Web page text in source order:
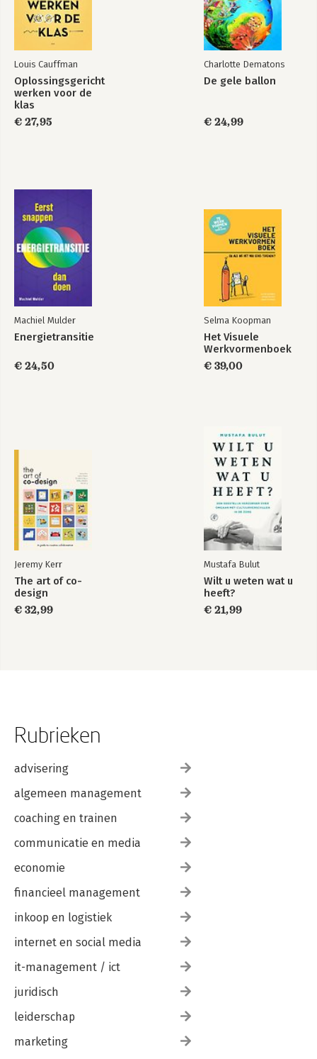
Louis Cauffman
Oplossingsgericht
werken voor de
klas
€ 27,95
Charlotte Dematons
De gele ballon
€ 24,99
Machiel Mulder
Energietransitie
€ 24,50
Selma Koopman
Het Visuele
Werkvormenboek
€ 39,00
Jeremy Kerr
The art of co-
design
€ 32,99
Mustafa Bulut
Wilt u weten wat u
heeft?
€ 21,99
Rubrieken
advisering
algemeen management
coaching en trainen
communicatie en media
economie
financieel management
inkoop en logistiek
internet en social media
it-management / ict
juridisch
leiderschap
marketing